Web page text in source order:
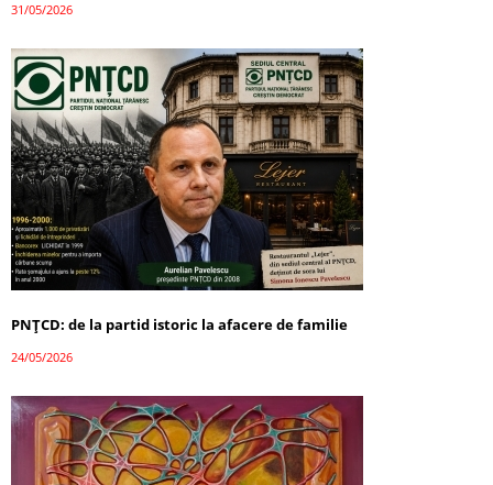
31/05/2026
PNȚCD: de la partid istoric la afacere de familie
24/05/2026